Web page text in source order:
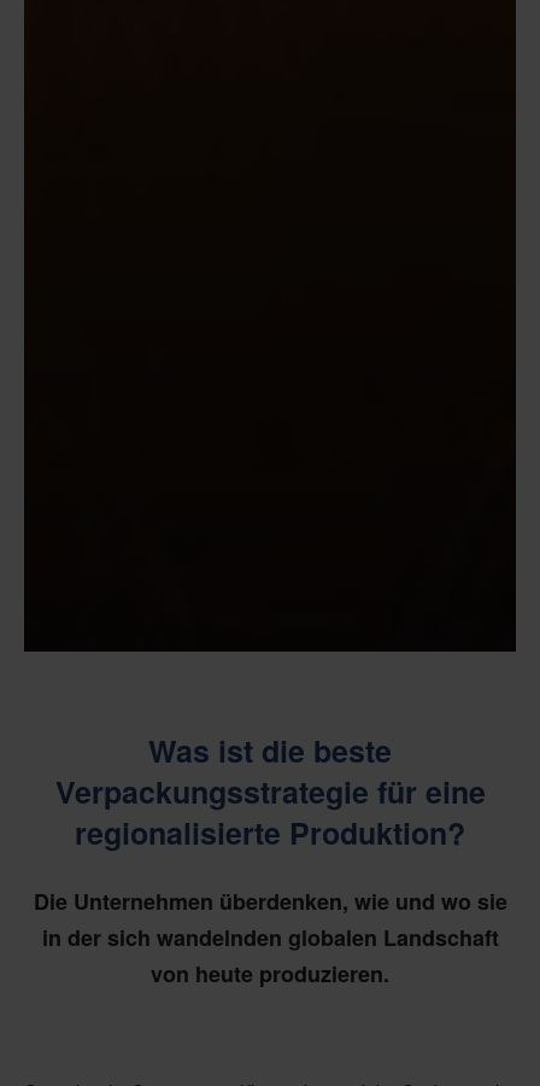
Was ist die beste
Verpackungsstrategie für eine
regionalisierte Produktion?
Die Unternehmen überdenken, wie und wo sie
in der sich wandelnden globalen Landschaft
von heute produzieren.